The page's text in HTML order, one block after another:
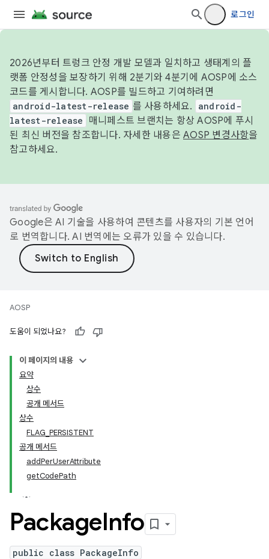
로그인
2026년부터 트렁크 안정 개발 모델과 일치하고 생태계의 플
랫폼 안정성을 보장하기 위해 2분기와 4분기에 AOSP에 소스
코드를 게시합니다. AOSP를 빌드하고 기여하려면
android-latest-release 를 사용하세요.
android-
latest-release
매니페스트 브랜치는 항상 AOSP에 푸시
된 최신 버전을 참조합니다. 자세한 내용은 AOSP 변경사항을
참고하세요.
Google은 AI 기술을 사용하여 콘텐츠를 사용자의 기본 언어
로 번역합니다. AI 번역에는 오류가 있을 수 있습니다.
AOSP
도움이 되었나요?
이 페이지의 내용
요약
상수
공개 메서드
상수
FLAG_PERSISTENT
공개 메서드
addPerUserAttribute
getCodePath
PackageInfo
public class PackageInfo